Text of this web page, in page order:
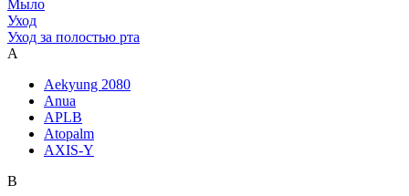
Мыло
Уход
Уход за полостью рта
A
Aekyung 2080
Anua
APLB
Atopalm
AXIS-Y
B